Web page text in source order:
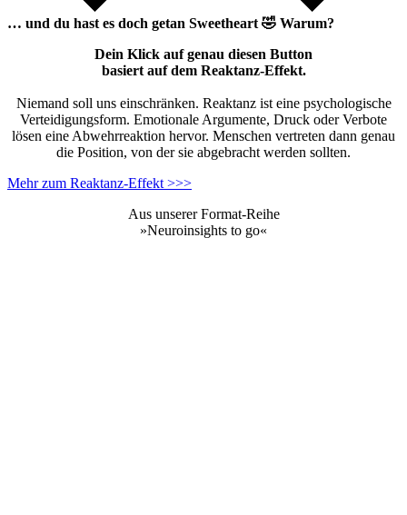
… und du hast es doch getan Sweetheart 🤣 Warum?
Dein Klick auf genau diesen Button
basiert auf dem Reaktanz-Effekt.
Niemand soll uns einschränken. Reaktanz ist eine psychologische
Verteidigungsform. Emotionale Argumente, Druck oder Verbote
lösen eine Abwehrreaktion hervor. Menschen vertreten dann genau
die Position, von der sie abgebracht werden sollten.
Mehr zum Reaktanz-Effekt >>>
Aus unserer Format-Reihe
»Neuroinsights to go«